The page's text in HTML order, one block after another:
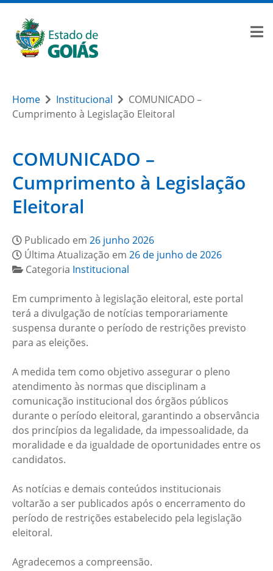
Home Institucional
COMUNICADO –
Cumprimento à Legislação Eleitoral
COMUNICADO –
Cumprimento à Legislação
Eleitoral
Publicado em 26 junho 2026
Última Atualização em 26 de junho de 2026
Categoria Institucional
Em cumprimento à legislação eleitoral, este portal
terá a divulgação de notícias temporariamente
suspensa durante o período de restrições previsto
para as eleições.
A medida tem como objetivo assegurar o pleno
atendimento às normas que disciplinam a
comunicação institucional dos órgãos públicos
durante o período eleitoral, garantindo a observância
dos princípios da legalidade, da impessoalidade, da
moralidade e da igualdade de oportunidades entre os
candidatos.
As notícias e demais conteúdos institucionais
voltarão a ser publicados após o encerramento do
período de restrições estabelecido pela legislação
eleitoral.
Agradecemos a compreensão.